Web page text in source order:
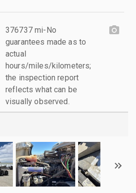
376737 mi-No
guarantees made as to
actual
hours/miles/kilometers;
the inspection report
reflects what can be
visually observed.